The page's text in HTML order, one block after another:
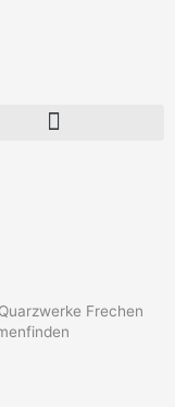
Frechen